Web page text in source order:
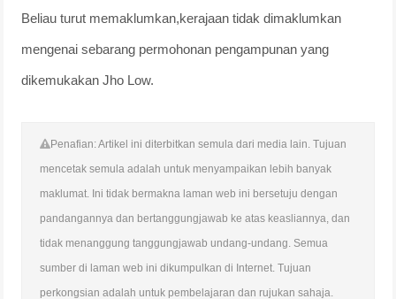
Beliau turut memaklumkan,kerajaan tidak dimaklumkan
mengenai sebarang permohonan pengampunan yang
dikemukakan Jho Low.
Penafian: Artikel ini diterbitkan semula dari media lain. Tujuan
mencetak semula adalah untuk menyampaikan lebih banyak
maklumat. Ini tidak bermakna laman web ini bersetuju dengan
pandangannya dan bertanggungjawab ke atas keasliannya, dan
tidak menanggung tanggungjawab undang-undang. Semua
sumber di laman web ini dikumpulkan di Internet. Tujuan
perkongsian adalah untuk pembelajaran dan rujukan sahaja.